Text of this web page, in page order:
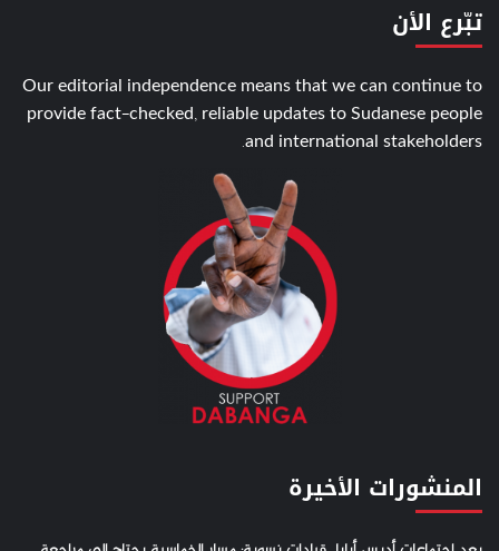
تبّرع الأن
Our editorial independence means that we can continue to
provide fact-checked, reliable updates to Sudanese people
and international stakeholders.
المنشورات الأخيرة